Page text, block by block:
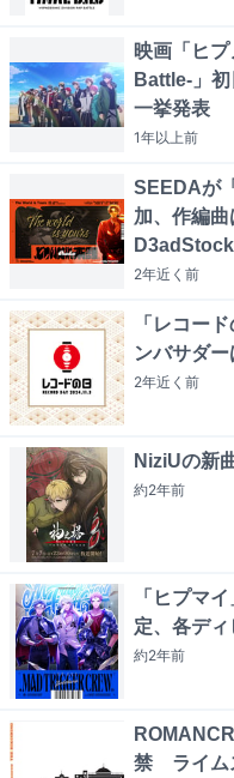
映画「ヒ
Battle-」
一挙発表
1年以上前
SEEDAが
加、作編
D3adStock
2年近く 前
「レコー
ンバサダ
2年近く 前
NiziUの新
約2年前
「ヒプマ
定、各デ
約2年前
禁 ライム